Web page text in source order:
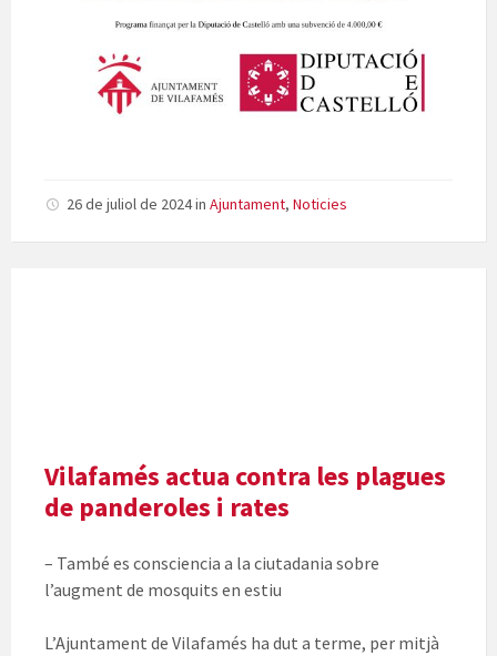
26 de juliol de 2024in Ajuntament, Noticies
Vilafamés actua contra les plagues
de panderoles i rates
– També es consciencia a la ciutadania sobre
l’augment de mosquits en estiu
L’Ajuntament de Vilafamés ha dut a terme, per mitjà